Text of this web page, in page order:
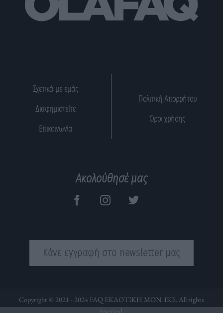
Σχετικά με εμάς
Διαφημιστείτε
Επικοινωνία
Πολιτική Απορρήτου
Όροι χρήσης
Ακολούθησέ μας
Κάνε εγγραφή στο newsletter μας
Copyright © 2021 - 2024 FAQ ΕΚΔΟΤΙΚΗ ΜΟΝ. ΙΚΕ. All rights
reserved.